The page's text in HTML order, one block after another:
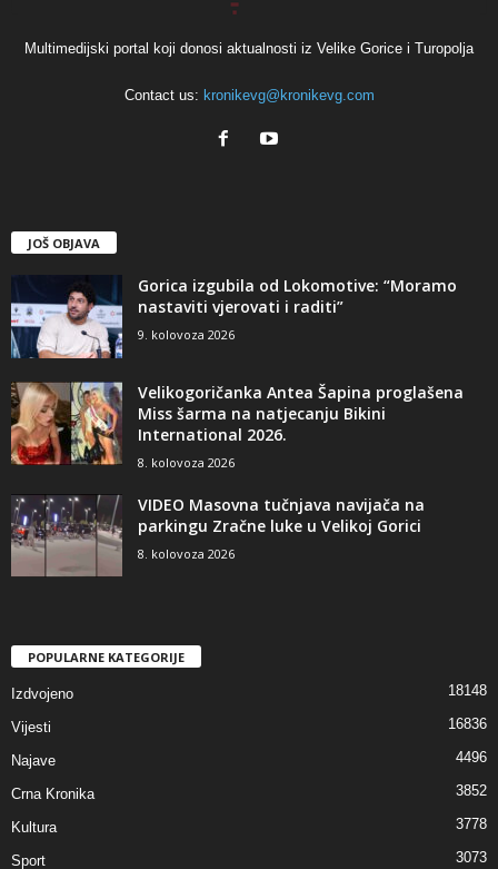
Multimedijski portal koji donosi aktualnosti iz Velike Gorice i Turopolja
Contact us: kronikevg@kronikevg.com
JOŠ OBJAVA
Gorica izgubila od Lokomotive: “Moramo
nastaviti vjerovati i raditi”
9. kolovoza 2026
Velikogoričanka Antea Šapina proglašena
Miss šarma na natjecanju Bikini
International 2026.
8. kolovoza 2026
VIDEO Masovna tučnjava navijača na
parkingu Zračne luke u Velikoj Gorici
8. kolovoza 2026
POPULARNE KATEGORIJE
Izdvojeno 18148
Vijesti 16836
Najave 4496
Crna Kronika 3852
Kultura 3778
Sport 3073